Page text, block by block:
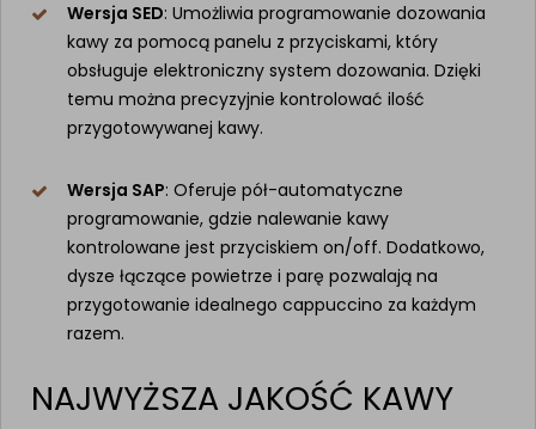
Wersja SED: Umożliwia programowanie dozowania
kawy za pomocą panelu z przyciskami, który
obsługuje elektroniczny system dozowania. Dzięki
temu można precyzyjnie kontrolować ilość
przygotowywanej kawy.
Wersja SAP: Oferuje pół-automatyczne
programowanie, gdzie nalewanie kawy
kontrolowane jest przyciskiem on/off. Dodatkowo,
dysze łączące powietrze i parę pozwalają na
przygotowanie idealnego cappuccino za każdym
razem.
NAJWYŻSZA JAKOŚĆ KAWY